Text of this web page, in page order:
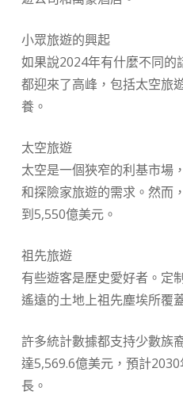
小眾旅遊的興起
如果說2024年有什麼不同的
都迎來了高峰，包括太空旅
養。
太空旅遊
太空是一個狹窄的利基市場
和探險家旅遊的需求。然而
到5,550億美元。
祖先旅遊
有些遊客是歷史愛好者。定
遙遠的土地上祖先塵埃所覆
許多統計數據都支持少數族
達5,569.6億美元，預計
長。